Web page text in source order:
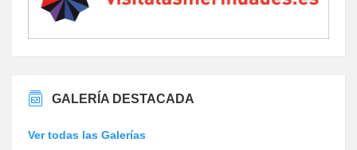
GALERÍA DESTACADA
Ver todas las Galerías